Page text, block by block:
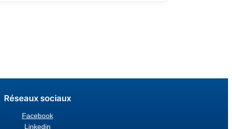
Réseaux sociaux
Facebook
Linkedin